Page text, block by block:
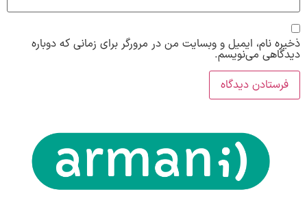
ذخیره نام، ایمیل و وبسایت من در مرورگر برای زمانی که دوباره
دیدگاهی می‌نویسم.